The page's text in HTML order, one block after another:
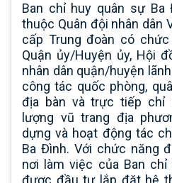
Ban chỉ huy quân sự Ba
thuộc Quân đội nhân dân
cấp Trung đoàn có
Quận ủy/Huyện ủy, Hội
nhân dân quận/huyện
công tác quốc phòng,
địa bàn và trực tiếp chỉ
lượng vũ trang địa
dựng và hoạt động tác
Ba Đình. Với chức năng
nơi làm việc của Ban
được đầu tư lắp đặt hệ